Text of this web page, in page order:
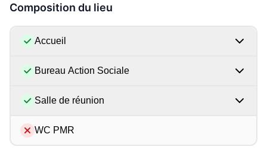
Composition du lieu
Accueil
Bureau Action Sociale
Salle de réunion
WC PMR